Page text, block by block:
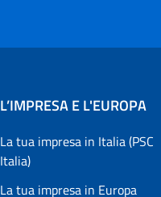
L’IMPRESA E L'EUROPA
La tua impresa in Italia (PSC
Italia)
La tua impresa in Europa